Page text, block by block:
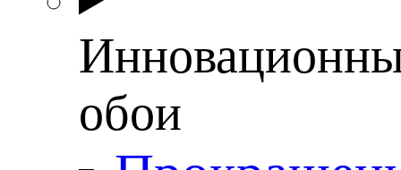
обои